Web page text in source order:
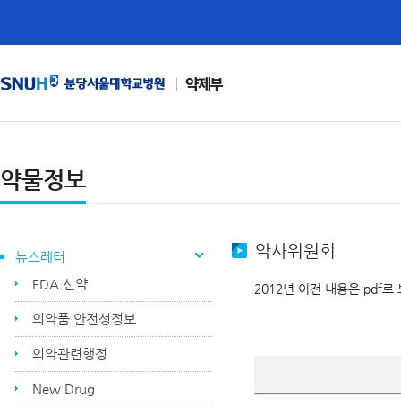
약제부
약물정보
뉴스레터
FDA 신약
의약품 안전성정보
의약관련행정
New Drug
약사위원회
2012년 이전 내용은 pdf로